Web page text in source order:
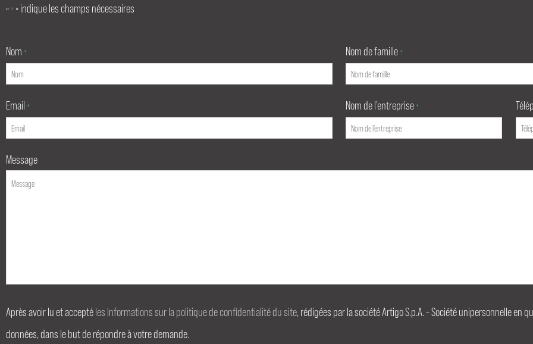
«* » indique les champs nécessaires
Nom * Nom de famille *
Email * Nom de l’entreprise *
Message
Après avoir lu et acceptéles Informations sur la politique de confidentialité du site, rédigées par la société Artigo S.p.A. – Société unipersonnelle en
données, dans le but de répondre à votre demande.